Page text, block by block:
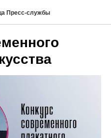
Пресс-службы